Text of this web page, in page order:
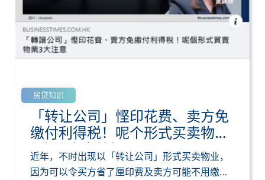
房贷知识
「转让公司」悭印花费、卖方免
缴付利得税！呢个形式买卖物业
3大注意｜按揭通识
近年，不时出现以「转让公司」形式买卖物业，
因为可以令买方省了厘印费及卖方可能不用缴付